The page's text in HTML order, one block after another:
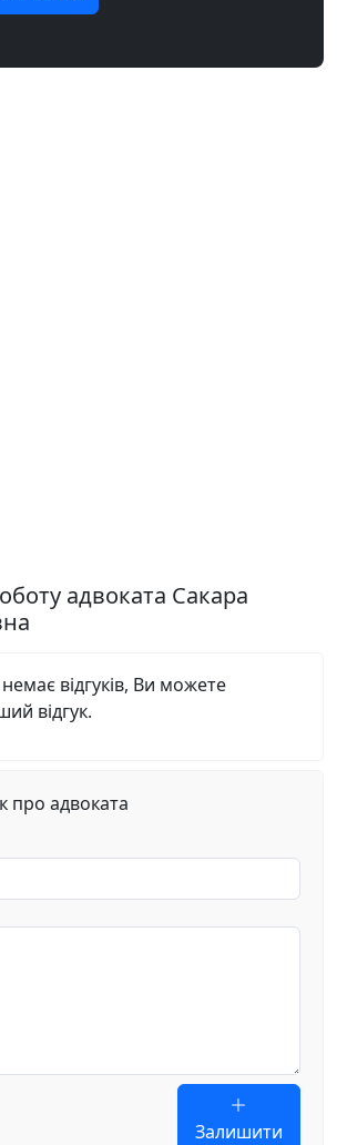
адвоката Сакара
відгуків, Ви можете
відгук.
про адвоката
Залишити